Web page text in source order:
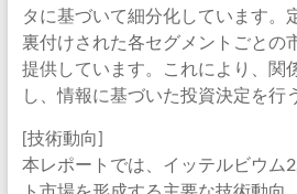
タに基づいて細分化しています。
裏付けされた各セグメントごとの
提供しています。これにより、関
し、情報に基づいた投資決定を行
[技術動向]
本レポートでは、イッテルビウム